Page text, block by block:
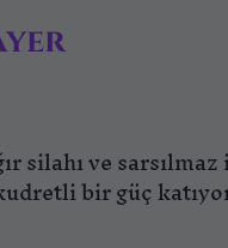
silahı ve
bir güç